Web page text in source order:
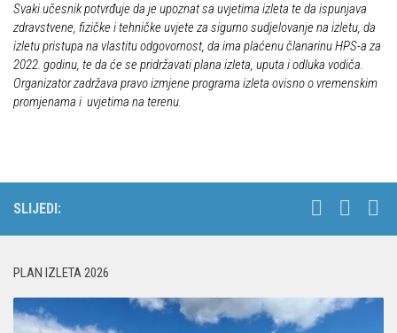
Svaki učesnik potvrđuje da je upoznat sa uvjetima izleta te da ispunjava
zdravstvene, fizičke i tehničke uvjete za sigurno sudjelovanje na izletu, da
izletu pristupa na vlastitu odgovornost, da ima plaćenu članarinu HPS-a za
2022. godinu, te da će se pridržavati plana izleta, uputa i odluka vodiča.
Organizator zadržava pravo izmjene programa izleta ovisno o vremenskim
promjenama i uvjetima na terenu.
SLIJEDI:
PLAN IZLETA 2026